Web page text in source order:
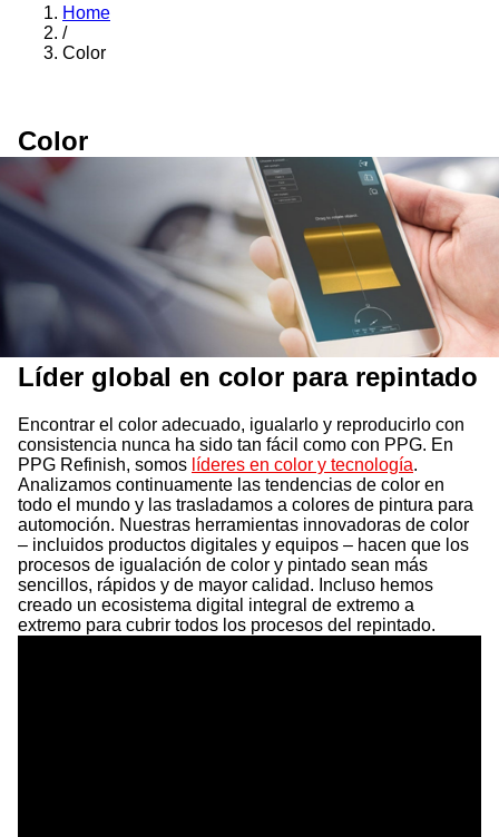
Home
/
Color
Color
Líder global en color para repintado
Encontrar el color adecuado, igualarlo y reproducirlo con
consistencia nunca ha sido tan fácil como con PPG. En
PPG Refinish, somos líderes en color y tecnología.
Analizamos continuamente las tendencias de color en
todo el mundo y las trasladamos a colores de pintura para
automoción. Nuestras herramientas innovadoras de color
– incluidos productos digitales y equipos – hacen que los
procesos de igualación de color y pintado sean más
sencillos, rápidos y de mayor calidad. Incluso hemos
creado un ecosistema digital integral de extremo a
extremo para cubrir todos los procesos del repintado.